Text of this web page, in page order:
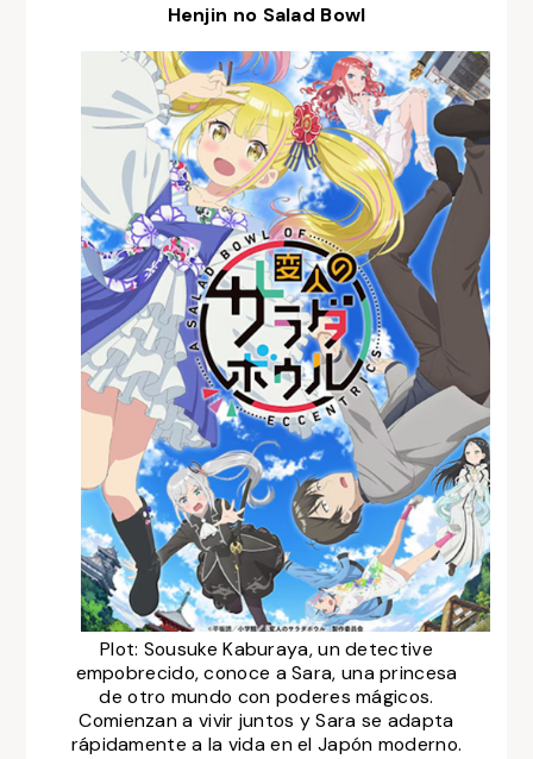
Henjin no Salad Bowl
Plot: Sousuke Kaburaya, un detective
empobrecido, conoce a Sara, una princesa
de otro mundo con poderes mágicos.
Comienzan a vivir juntos y Sara se adapta
rápidamente a la vida en el Japón moderno.